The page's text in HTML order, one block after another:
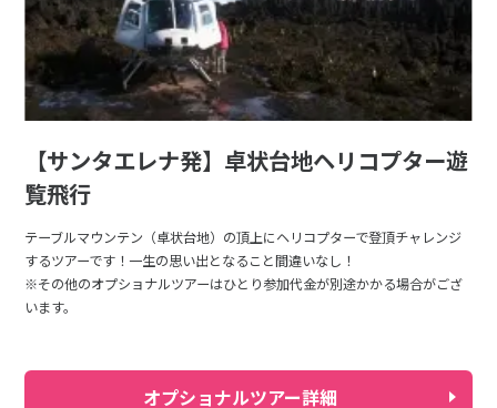
【サンタエレナ発】卓状台地ヘリコプター遊
覧飛行
テーブルマウンテン（卓状台地）の頂上にヘリコプターで登頂チャレンジ
するツアーです！一生の思い出となること間違いなし！
※その他のオプショナルツアーはひとり参加代金が別途かかる場合がござ
います。
オプショナルツアー詳細